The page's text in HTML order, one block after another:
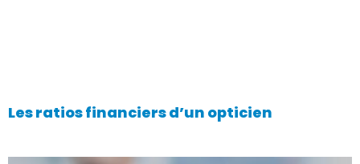
Les ratios financiers d’un opticien